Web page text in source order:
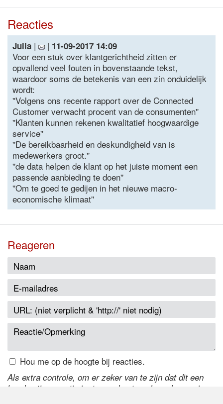
Reacties
Julia | | 11-09-2017 14:09
Voor een stuk over klantgerichtheid zitten er
opvallend veel fouten in bovenstaande tekst,
waardoor soms de betekenis van een zin onduidelijk
wordt:
''Volgens ons recente rapport over de Connected
Customer verwacht procent van de consumenten''
''Klanten kunnen rekenen kwalitatief hoogwaardige
service''
''De bereikbaarheid en deskundigheid van is
medewerkers groot.''
''de data helpen de klant op het juiste moment een
passende aanbieding te doen''
''Om te goed te gedijen in het nieuwe macro-
economische klimaat''
Reageren
Hou me op de hoogte bij reacties.
Als extra controle, om er zeker van te zijn dat dit een
handmatige reactie is, typ onderstaande code over in